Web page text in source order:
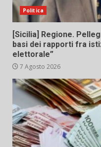
Politica
[Sicilia] Regione.
basi dei rapporti fra
elettorale”
7 Agosto 2026